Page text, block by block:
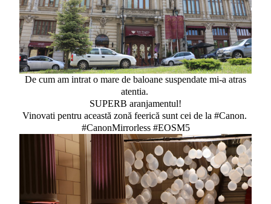
De cum am intrat o mare de baloane suspendate mi-a atras
atentia.
SUPERB aranjamentul!
Vinovati pentru această zonă feerică sunt cei de la #Canon.
#CanonMirrorless #EOSM5